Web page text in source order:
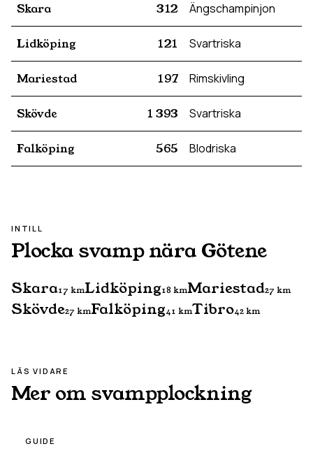
Skara 312 Ängschampinjon
Lidköping 121 Svartriska
Mariestad 197 Rimskivling
Skövde 1 393 Svartriska
Falköping 565 Blodriska
INTILL
Plocka svamp nära Götene
Skara17 kmLidköping18 kmMariestad27 km
Skövde27 kmFalköping41 kmTibro42km
LÄS VIDARE
Mer om svampplockning
GUIDE